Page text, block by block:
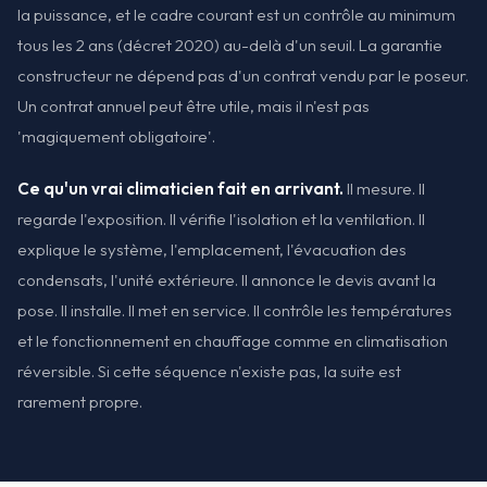
la puissance, et le cadre courant est un contrôle au minimum
tous les 2 ans (décret 2020) au-delà d'un seuil. La garantie
constructeur ne dépend pas d'un contrat vendu par le poseur.
Un contrat annuel peut être utile, mais il n'est pas
'magiquement obligatoire'.
Ce qu'un vrai climaticien fait en arrivant. Il mesure. Il
regarde l'exposition. Il vérifie l'isolation et la ventilation. Il
explique le système, l'emplacement, l'évacuation des
condensats, l'unité extérieure. Il annonce le devis avant la
pose. Il installe. Il met en service. Il contrôle les températures
et le fonctionnement en chauffage comme en climatisation
réversible. Si cette séquence n'existe pas, la suite est
rarement propre.